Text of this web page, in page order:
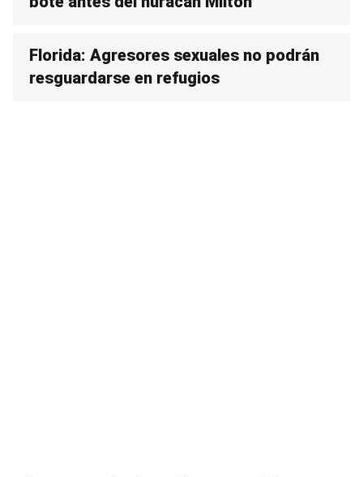
Florida: Agresores sexuales no podrán
resguardarse en refugios